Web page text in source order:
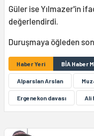
Güler ise Yılmazer'in
değerlendirdi.
Duruşmaya öğleden
Haber Yeri BİA Haber
Alparslan Arslan
Ergenekon davası Ali